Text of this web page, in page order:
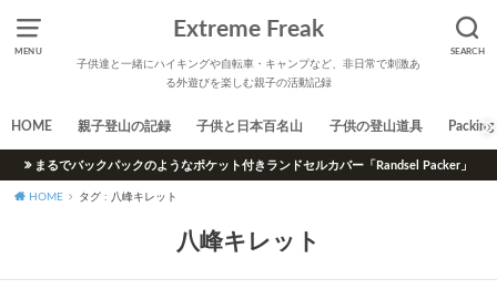
MENU SEARCH
Extreme Freak
子供達と一緒にハイキングや自転車・キャンプなど、非日常で刺激あ
る外遊びを楽しむ親子の活動記録
HOME 親子登山の記録 子供と日本百名山 子供の登山道具 Packing
まるでバックパックのようなポケット付きランドセルカバー「Randsel Packer」
HOME タグ : 八峰キレット
八峰キレット